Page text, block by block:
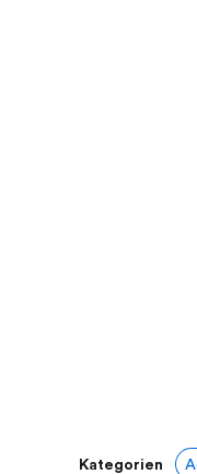
Kategorien